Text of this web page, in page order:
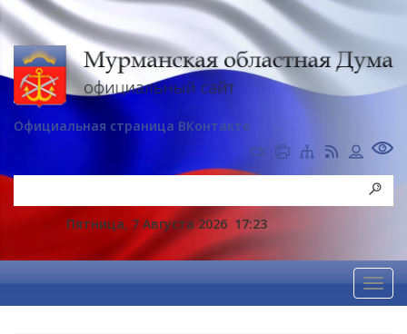
Официальная страница ВКонтакте
Пятница, 7 Августа 2026 17:23